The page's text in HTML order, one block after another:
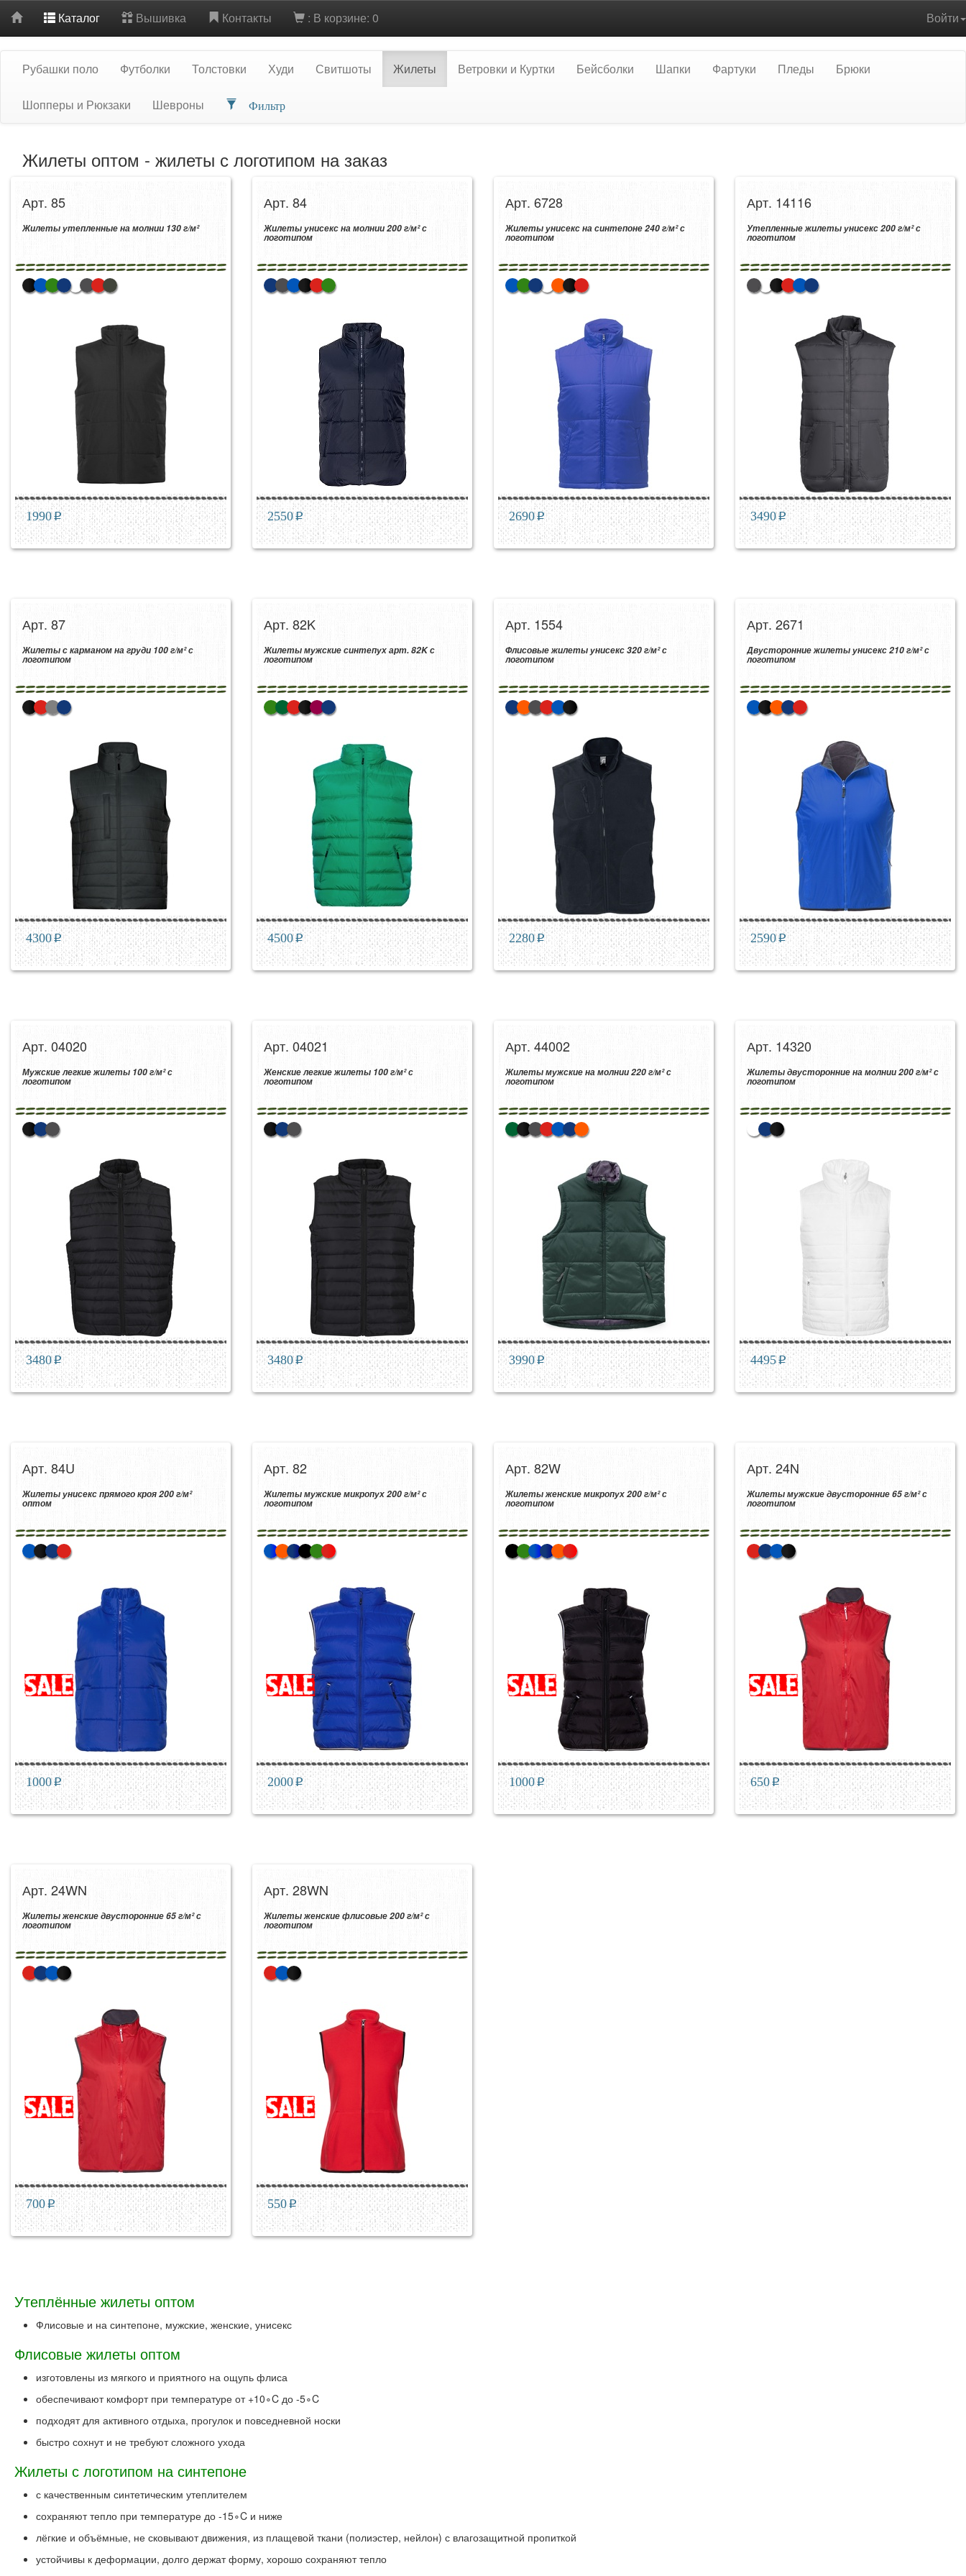
Рубашки поло Футболки Толстовки Худи Свитшоты Жилеты Ветровки и Куртки Бейсболки Шапки Фартуки Пледы Брюки
Шопперы и Рюкзаки Шевроны Фильтр
Войти
Каталог Вышивка Контакты : В корзине: 0
Жилеты оптом - жилеты с логотипом на заказ
Арт. 85
Жилеты утепленные на молнии 130 г/м²
1990p
Арт. 84
Жилеты унисекс на молнии 200 г/м² с
логотипом
2550p
Арт. 6728
Жилеты унисекс на синтепоне 240 г/м² с
логотипом
2690p
Арт. 14116
Утепленные жилеты унисекс 200 г/м² с
логотипом
3490p
Арт. 87
Жилеты с карманом на груди 100 г/м² с
логотипом
4300p
Арт. 82K
Жилеты мужские синтепух арт. 82K с
логотипом
4500p
Арт. 1554
Флисовые жилеты унисекс 320 г/м² с
логотипом
2280p
Арт. 2671
Двусторонние жилеты унисекс 210 г/м² с
логотипом
2590p
Арт. 04020
Мужские легкие жилеты 100 г/м² с
логотипом
3480p
Арт. 04021
Женские легкие жилеты 100 г/м² с
логотипом
3480p
Арт. 44002
Жилеты мужские на молнии 220 г/м² с
логотипом
3990p
Арт. 14320
Жилеты двусторонние на молнии 200 г/м² с
логотипом
4495p
Арт. 84U
Жилеты унисекс прямого кроя 200 г/м²
оптом
1000p
Арт. 82
Жилеты мужские микропух 200 г/м² с
логотипом
2000p
Арт. 82W
Жилеты женские микропух 200 г/м² с
логотипом
1000p
Арт. 24N
Жилеты мужские двусторонние 65 г/м² с
логотипом
650 p
Арт. 24WN
Жилеты женские двусторонние 65 г/м² с
логотипом
700 p
Арт. 28WN
Жилеты женские флисовые 200 г/м² с
логотипом
550 p
Утеплённые жилеты оптом
Флисовые и на синтепоне, мужские, женские, унисекс
Флисовые жилеты оптом
изготовлены из мягкого и приятного на ощупь флиса
обеспечивают комфорт при температуре от +10∘C до -5∘C
подходят для активного отдыха, прогулок и повседневной носки
быстро сохнут и не требуют сложного ухода
Жилеты с логотипом на синтепоне
с качественным синтетическим утеплителем
сохраняют тепло при температуре до -15∘C и ниже
лёгкие и объёмные, не сковывают движения, из плащевой ткани (полиэстер, нейлон) с влагозащитной пропиткой
устойчивы к деформации, долго держат форму, хорошо сохраняют тепло